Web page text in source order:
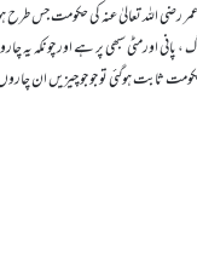
تعالیٰ عنہ کی حکومت جس طرح ہوا
، پانی اورمٹی سبھی پر ہے اور
ثابت ہوگئی تو جو جو چیزیں ان